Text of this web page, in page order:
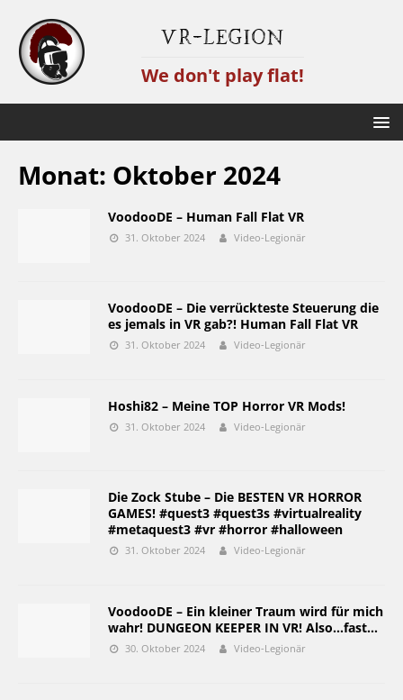
VR-Legion
We don't play flat!
Monat: Oktober 2024
VoodooDE – Human Fall Flat VR
31. Oktober 2024 Video-Legionär
VoodooDE – Die verrückteste Steuerung die
es jemals in VR gab?! Human Fall Flat VR
31. Oktober 2024 Video-Legionär
Hoshi82 – Meine TOP Horror VR Mods!
31. Oktober 2024 Video-Legionär
Die Zock Stube – Die BESTEN VR HORROR
GAMES! #quest3 #quest3s #virtualreality
#metaquest3 #vr #horror #halloween
31. Oktober 2024 Video-Legionär
VoodooDE – Ein kleiner Traum wird für mich
wahr! DUNGEON KEEPER IN VR! Also…fast…
30. Oktober 2024 Video-Legionär